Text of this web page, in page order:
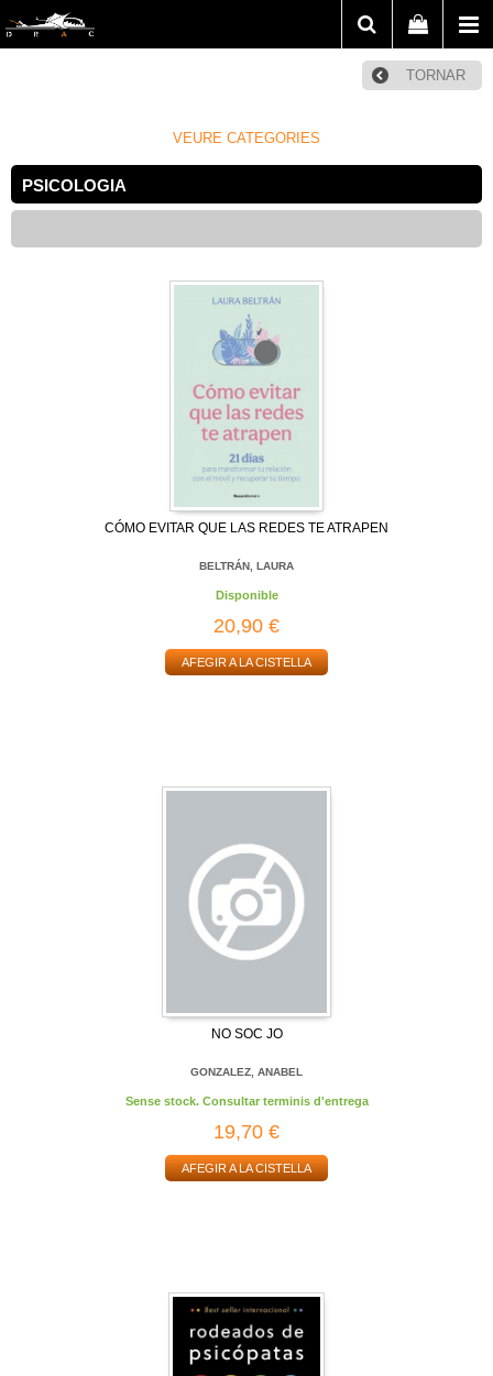
TORNAR
VEURE CATEGORIES
PSICOLOGIA
CÓMO EVITAR QUE LAS REDES TE ATRAPEN
BELTRÁN, LAURA
Disponible
20,90 €
AFEGIR A LA CISTELLA
NO SOC JO
GONZALEZ, ANABEL
Sense stock. Consultar terminis d'entrega
19,70 €
AFEGIR A LA CISTELLA